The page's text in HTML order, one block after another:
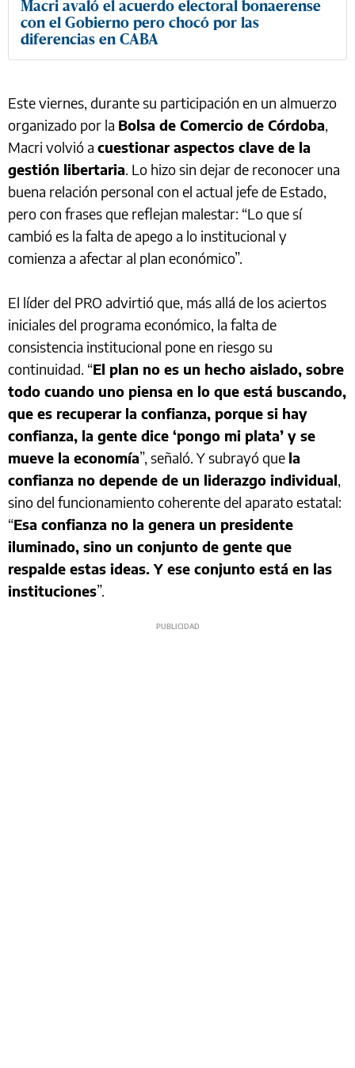
Macri avaló el acuerdo electoral bonaerense
con el Gobierno pero chocó por las
diferencias en CABA
Este viernes, durante su participación en un almuerzo
organizado por la Bolsa de Comercio de Córdoba,
Macri volvió a cuestionar aspectos clave de la
gestión libertaria. Lo hizo sin dejar de reconocer una
buena relación personal con el actual jefe de Estado,
pero con frases que reflejan malestar: “Lo que sí
cambió es la falta de apego a lo institucional y
comienza a afectar al plan económico”.
El líder del PRO advirtió que, más allá de los aciertos
iniciales del programa económico, la falta de
consistencia institucional pone en riesgo su
continuidad. “El plan no es un hecho aislado, sobre
todo cuando uno piensa en lo que está buscando,
que es recuperar la confianza, porque si hay
confianza, la gente dice ‘pongo mi plata’ y se
mueve la economía”, señaló. Y subrayó que la
confianza no depende de un liderazgo individual,
sino del funcionamiento coherente del aparato estatal:
“Esa confianza no la genera un presidente
iluminado, sino un conjunto de gente que
respalde estas ideas. Y ese conjunto está en las
instituciones”.